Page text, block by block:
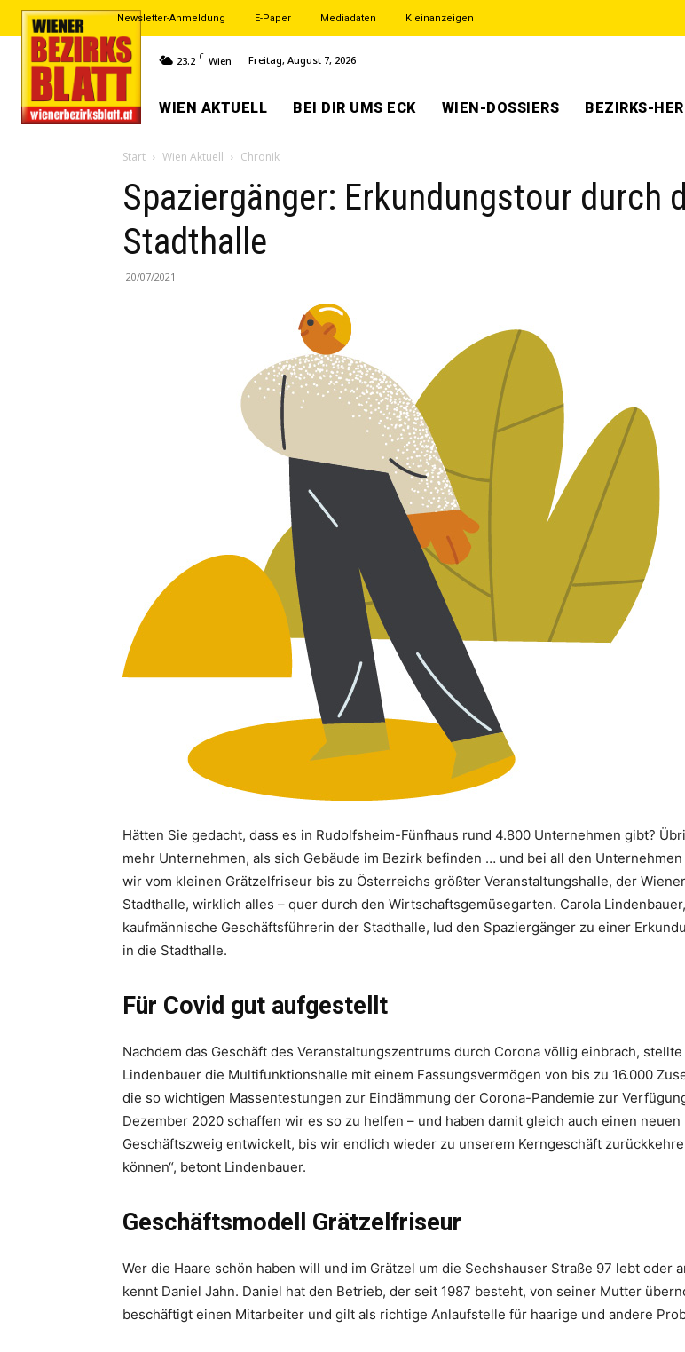
Newsletter-Anmeldung E-Paper Mediadaten Kleinanzeigen
23.2 C Wien Freitag, August 7, 2026
WIEN AKTUELL BEI DIR UMS ECK WIEN-DOSSIERS BEZIRKS-
Start Wien Aktuell Chronik
Spaziergänger: Erkundungstour durch
Stadthalle
20/07/2021
Hätten Sie gedacht, dass es in Rudolfsheim-Fünfhaus rund 4.800 Unternehmen gibt?
mehr Unternehmen, als sich Gebäude im Bezirk befinden … und bei all den
wir vom kleinen Grätzelfriseur bis zu Österreichs größter Veranstaltungshalle, der Wiener
Stadthalle, wirklich alles – quer durch den ­Wirtschaftsgemüsegarten. Carola
kaufmännische Geschäftsführerin der Stadthalle, lud den Spaziergänger zu einer
in die Stadthalle.
Für Covid gut aufgestellt
Nachdem das Geschäft des Veranstaltungszentrums durch Corona völlig einbrach, stellte
Lindenbauer die Multifunktionshalle mit einem Fassungsvermögen von bis zu 16.000
die so wichtigen Massentestungen zur Eindämmung der Corona-Pandemie zur
Dezember 2020 schaffen wir es so zu helfen – und haben damit gleich auch einen neuen
Geschäftszweig entwickelt, bis wir endlich wieder zu unserem Kerngeschäft
können“, ­betont Lindenbauer.
Geschäftsmodell Grätzelfriseur
Wer die Haare schön haben will und im Grätzel um die Sechshauser Straße 97 lebt oder
kennt Daniel Jahn. Daniel hat den Betrieb, der seit 1987 besteht, von seiner Mutter
beschäftigt einen Mitarbeiter und gilt als richtige Anlaufstelle für haarige und andere